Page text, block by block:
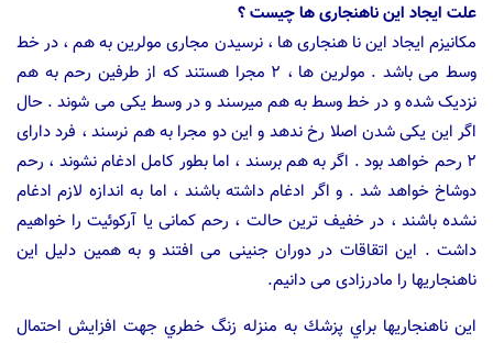
علت ایجاد این ناهنجاری ها چیست ؟
مکانیزم ایجاد این نا هنجاری ها ، نرسیدن مجاری مولرین به هم ، در خط
وسط می باشد . مولرین ها ، ۲ مجرا هستند که از طرفین رحم به هم
نزدیک شده و در خط وسط به هم میرسند و در وسط یکی می شوند . حال
اگر این یکی شدن اصلا رخ ندهد و این دو مجرا به هم نرسند ، فرد دارای
۲ رحم خواهد بود . اگر به هم برسند ، اما بطور کامل ادغام نشوند ، رحم
دوشاخ خواهد شد . و اگر ادغام داشته باشند ، اما به اندازه لازم ادغام
نشده باشند ، در خفیف ترین حالت ، رحم کمانی یا آرکوئیت را خواهیم
داشت . این اتقاقات در دوران جنینی می افتند و به همین دلیل این
ناهنجاریها را مادرزادی می دانیم.
این ناهنجاریها براي پزشك به منزله زنگ خطري جهت افزايش احتمال